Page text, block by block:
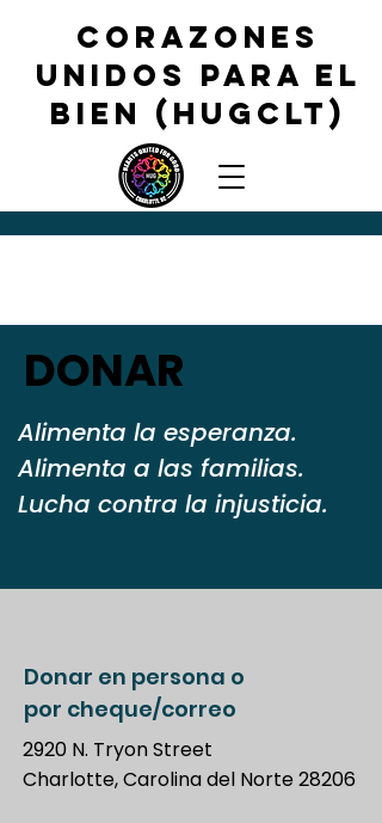
CORAZONES
UNIDOS PARA EL
BIEN (HUGCLT)
DONAR
Alimenta la esperanza.
Alimenta a las familias.
Lucha contra la injusticia.
Donar en persona o
por cheque/correo
2920 N. Tryon Street
Charlotte, Carolina del Norte 28206